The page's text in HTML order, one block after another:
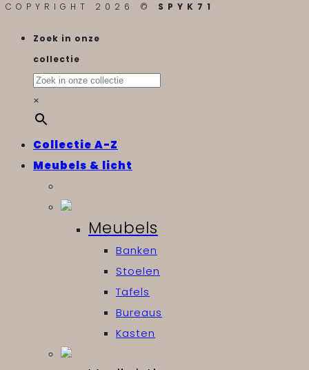
COPYRIGHT 2026 © SPYK71
Zoek in onze
collectie
×
Collectie A-Z
Meubels & licht
Meubels
Banken
Stoelen
Tafels
Bureaus
Kasten